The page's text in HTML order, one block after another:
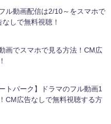
ル動画配信は2/10～をスマホで
しで無料視聴！
画でスマホで見る方法！CM広
トパーク】ドラマのフル動画1
CM広告なしで無料視聴する方